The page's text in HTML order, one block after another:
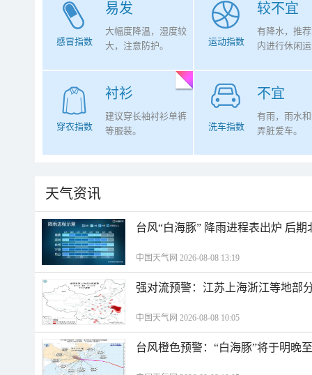
易发
感冒指数
大幅度降温，湿度较
大，注意防护。
较不宜
运动指数
有降水，推
内进行休闲
衬衫
穿衣指数
建议穿长袖衬衫单裤
等服装。
不宜
洗车指数
有雨，雨水
弄脏爱车。
天气资讯
台风“白海豚” 降雨进程表出炉 后
中国天气网 2026-08-08 13:19
强对流预警：江苏上海浙江等地部
中国天气网 2026-08-08 10:05
台风橙色预警：“白海豚”将于明晚